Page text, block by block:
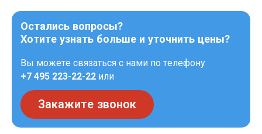
Остались вопросы?
Хотите узнать больше и уточнить цены?
Вы можете связаться с нами по телефону
+7 495 223-22-22 или
Закажите звонок